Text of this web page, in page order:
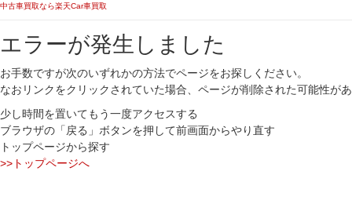
中古車買取なら楽天Car車買取
エラーが発生しました
お手数ですが次のいずれかの方法でページをお探しください。
なおリンクをクリックされていた場合、ページが削除された可能性が
少し時間を置いてもう一度アクセスする
ブラウザの「戻る」ボタンを押して前画面からやり直す
トップページから探す
>>トップページへ